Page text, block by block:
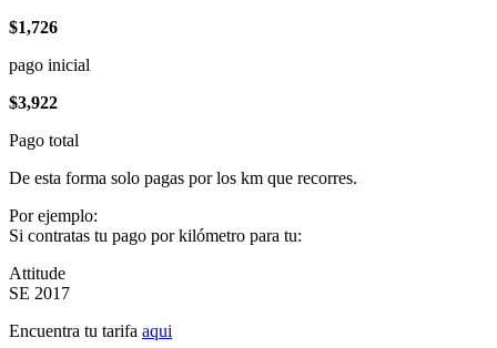
$1,726
pago inicial
$3,922
Pago total
De esta forma solo pagas por los km que recorres.
Por ejemplo:
Si contratas tu pago por kilómetro para tu:
Attitude
SE 2017
Encuentra tu tarifa aqui